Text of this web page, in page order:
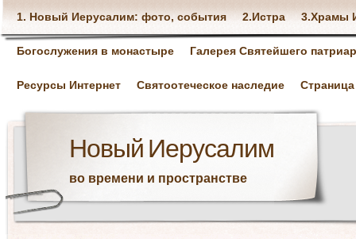
1. Новый Иерусалим: фото, события 2.Истра 3.Храмы
Богослужения в монастыре Галерея Святейшего
Ресурсы Интернет Святоотеческое наследие
Новый Иерусалим
во времени и пространстве